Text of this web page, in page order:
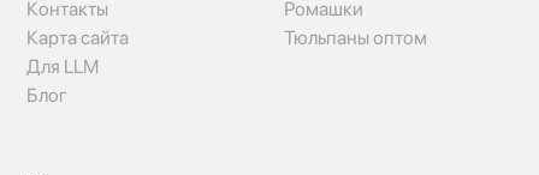
Контакты
Карта сайта
Для LLM
Блог
Ромашки
Тюльпаны оптом